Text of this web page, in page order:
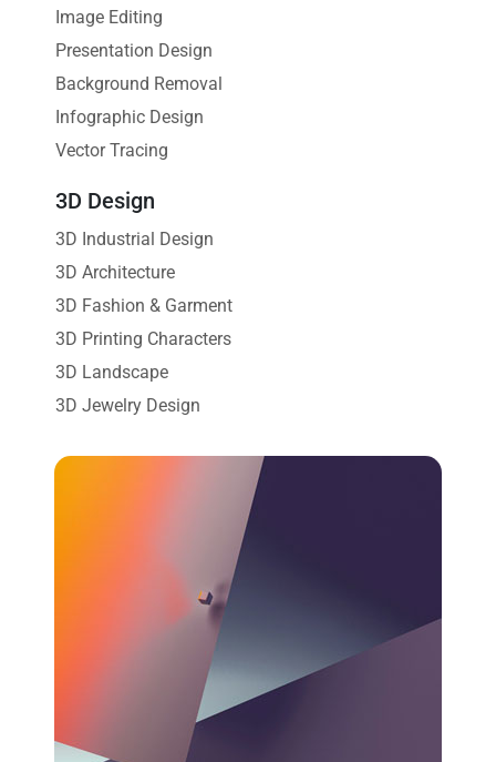
Image Editing
Presentation Design
Background Removal
Infographic Design
Vector Tracing
3D Design
3D Industrial Design
3D Architecture
3D Fashion & Garment
3D Printing Characters
3D Landscape
3D Jewelry Design